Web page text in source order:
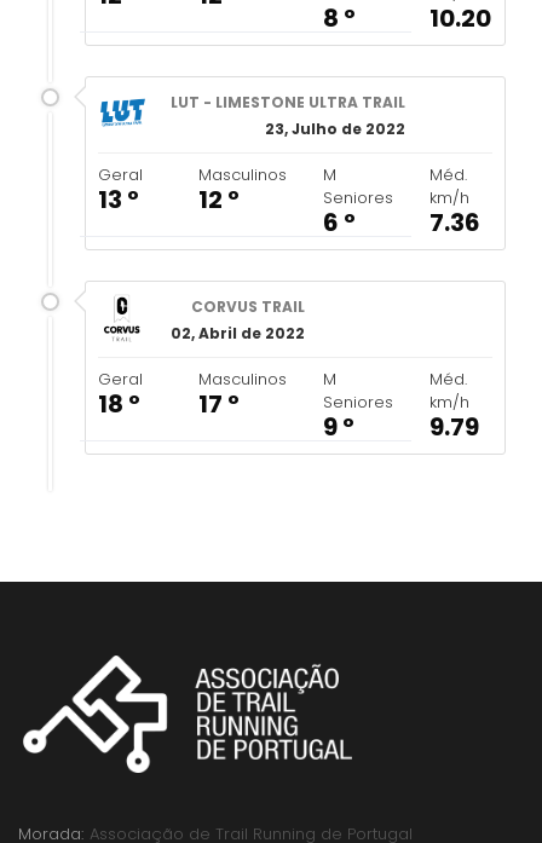
8 º 10.20
LUT - LIMESTONE ULTRA TRAIL
23, Julho de 2022
Geral
13 º
Masculinos
12 º
M
Seniores
6 º
Méd.
km/h
7.36
CORVUS TRAIL
02, Abril de 2022
Geral
18 º
Masculinos
17 º
M
Seniores
9 º
Méd.
km/h
9.79
Morada: Associação de Trail Running de Portugal